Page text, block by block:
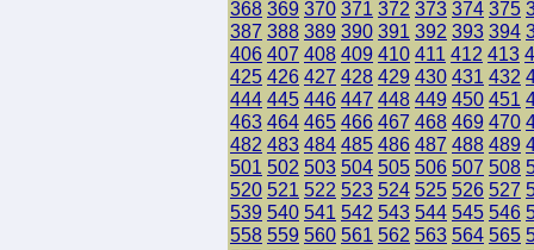
368 369 370 371 372 373 374 375
387 388 389 390 391 392 393 394
406 407 408 409 410 411 412 413
425 426 427 428 429 430 431 432
444 445 446 447 448 449 450 451
463 464 465 466 467 468 469 470
482 483 484 485 486 487 488 489
501 502 503 504 505 506 507 508
520 521 522 523 524 525 526 527
539 540 541 542 543 544 545 546
558 559 560 561 562 563 564 565